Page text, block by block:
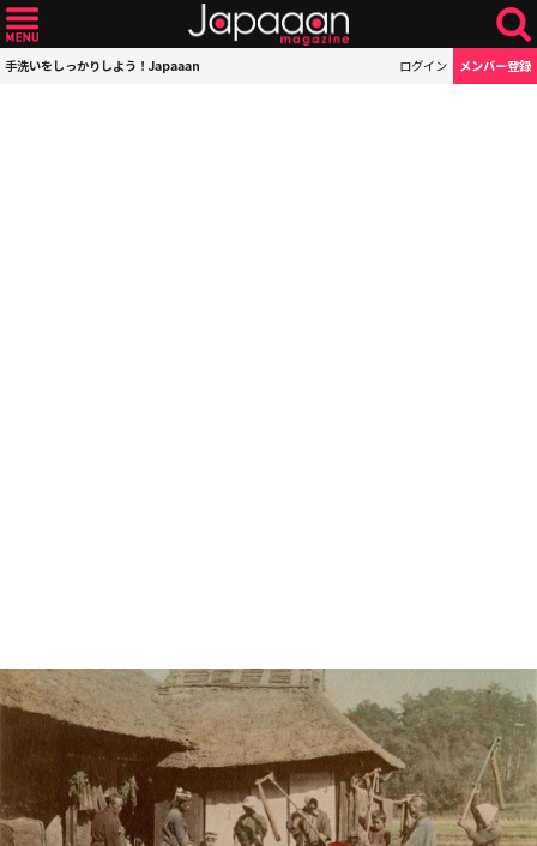
手洗いをしっかりしよう！Japaaan ログイン メンバー登録